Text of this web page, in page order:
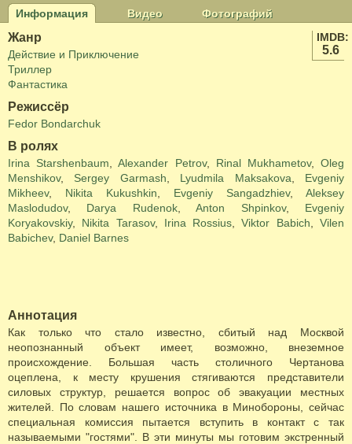
Информация Видео
Фотографий
IMDB:
5.6
Жанр
Действие и Приключение
Триллер
Фантастика
Режиссёр
Fedor Bondarchuk
В ролях
Irina Starshenbaum ,Alexander Petrov, Rinal Mukhametov,Oleg
Menshikov, Sergey Garmash Lyudmila Maksakova
Evgeniy
Mikheev, Nikita Kukushkin Evgeniy Sangadzhiev, Aleksey
Maslodudov, Darya Rudenok,Anton Shpinkov, Evgeniy
Koryakovskiy, Nikita Tarasov, Irina Rossius ,Viktor Babich ,Vilen
Babichev, Daniel Barnes
Аннотация
Как только что стало известно, сбитый над Москвой
неопознанный объект имеет, возможно, внеземное
происхождение. Большая часть столичного Чертанова
оцеплена, к месту крушения стягиваются представители
силовых структур, решается вопрос об эвакуации местных
жителей. По словам нашего источника в Минобороны, сейчас
специальная комиссия пытается вступить в контакт с так
называемыми "гостями". В эти минуты мы готовим экстренный